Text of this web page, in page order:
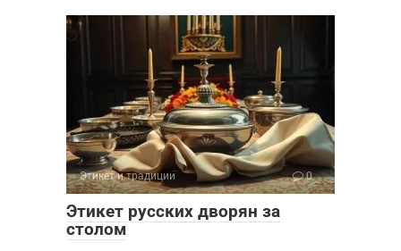
Этикет и традиции 0
Этикет русских дворян за
столом